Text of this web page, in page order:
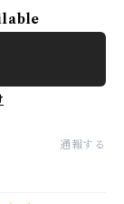
通報する